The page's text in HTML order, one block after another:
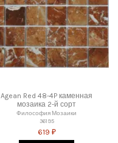
Agean Red 48-4P каменная
мозаика 2-й сорт
Философия Мозаики
36195
619 ₽